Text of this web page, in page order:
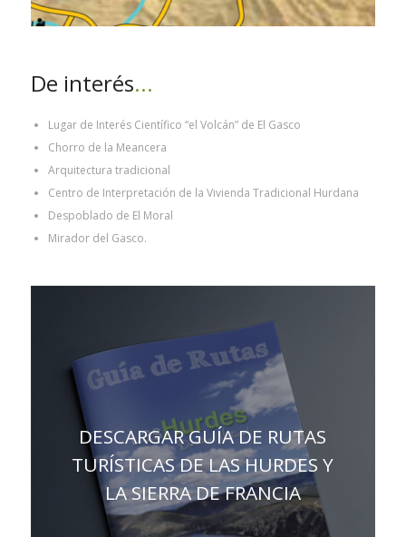
De interés…
Lugar de Interés Científico “el Volcán” de El Gasco
Chorro de la Meancera
Arquitectura tradicional
Centro de Interpretación de la Vivienda Tradicional Hurdana
Despoblado de El Moral
Mirador del Gasco.
DESCARGAR GUÍA DE RUTAS
TURÍSTICAS DE LAS HURDES Y
LA SIERRA DE FRANCIA